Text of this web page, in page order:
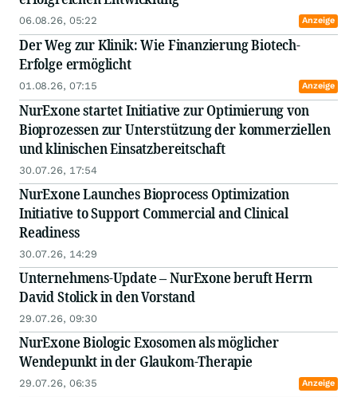
06.08.26, 05:22 Anzeige
Der Weg zur Klinik: Wie Finanzierung Biotech-
Erfolge ermöglicht
01.08.26, 07:15 Anzeige
NurExone startet Initiative zur Optimierung von
Bioprozessen zur Unterstützung der kommerziellen
und klinischen Einsatzbereitschaft
30.07.26, 17:54
NurExone Launches Bioprocess Optimization
Initiative to Support Commercial and Clinical
Readiness
30.07.26, 14:29
Unternehmens-Update – NurExone beruft Herrn
David Stolick in den Vorstand
29.07.26, 09:30
NurExone Biologic Exosomen als möglicher
Wendepunkt in der Glaukom-Therapie
29.07.26, 06:35 Anzeige